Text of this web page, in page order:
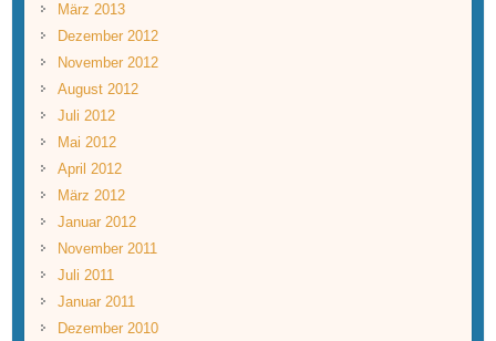
März 2013
Dezember 2012
November 2012
August 2012
Juli 2012
Mai 2012
April 2012
März 2012
Januar 2012
November 2011
Juli 2011
Januar 2011
Dezember 2010